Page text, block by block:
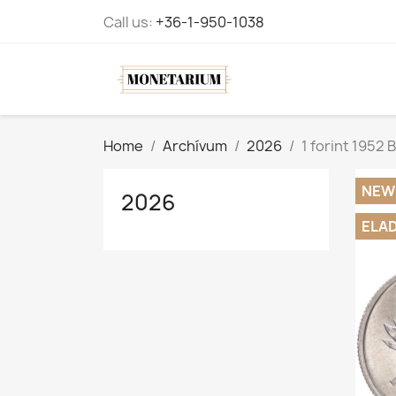
Call us: +36-1-950-1038
Home Archívum 2026 1 forint 1952
2026
NEW